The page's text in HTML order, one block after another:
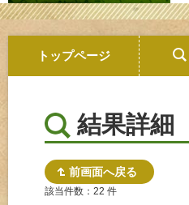
トップページ
結果詳細
前画面へ戻る
該当件数：22 件